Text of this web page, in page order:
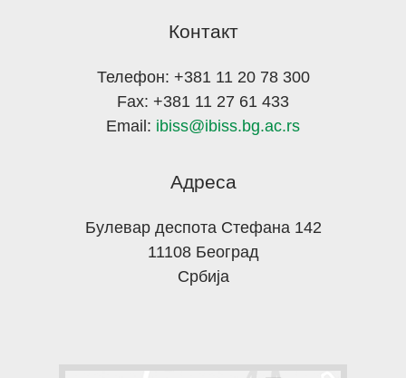
Контакт
Телефон: +381 11 20 78 300
Fax: +381 11 27 61 433
Email: ibiss@ibiss.bg.ac.rs
Адреса
Булевар деспота Стефана 142
11108 Београд
Србија